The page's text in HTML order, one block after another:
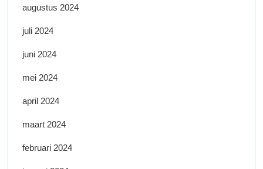
augustus 2024
juli 2024
juni 2024
mei 2024
april 2024
maart 2024
februari 2024